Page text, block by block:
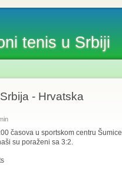
tenis u Srbiji
- Hrvatska
časova u sportskom centru
su poraženi sa 3:2.